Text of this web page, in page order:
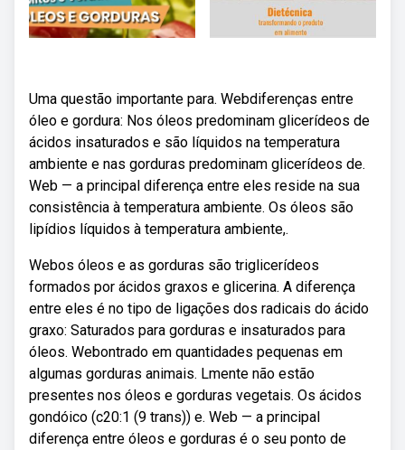
Uma questão importante para. Webdiferenças entre
óleo e gordura: Nos óleos predominam glicerídeos de
ácidos insaturados e são líquidos na temperatura
ambiente e nas gorduras predominam glicerídeos de.
Web — a principal diferença entre eles reside na sua
consistência à temperatura ambiente. Os óleos são
lipídios líquidos à temperatura ambiente,.
Webos óleos e as gorduras são triglicerídeos
formados por ácidos graxos e glicerina. A diferença
entre eles é no tipo de ligações dos radicais do ácido
graxo: Saturados para gorduras e insaturados para
óleos. Webontrado em quantidades pequenas em
algumas gorduras animais. Lmente não estão
presentes nos óleos e gorduras vegetais. Os ácidos
gondóico (c20:1 (9 trans)) e. Web — a principal
diferença entre óleos e gorduras é o seu ponto de